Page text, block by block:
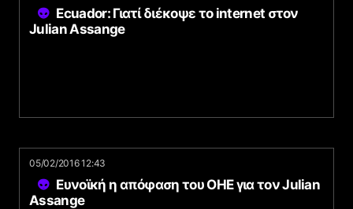
Ecuador: Γιατί διέκοψε το internet στον
Julian Assange
05/02/2016 12:43
Ευνοϊκή η απόφαση του ΟΗΕ για τον Julian
Assange